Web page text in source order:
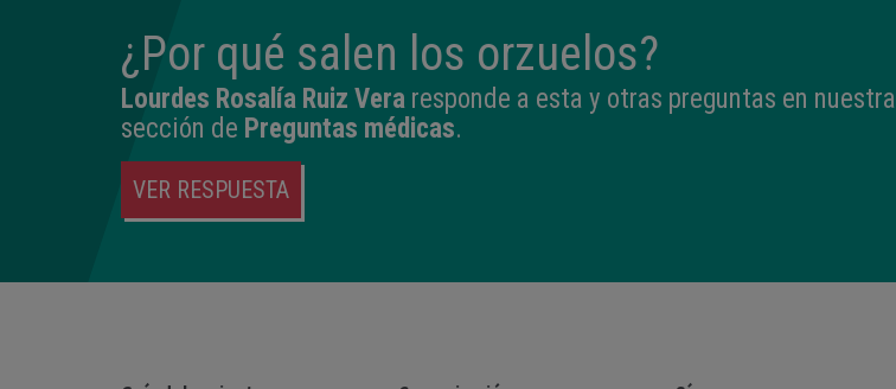
¿Por qué salen los orzuelos?
Lourdes Rosalía Ruiz Vera responde a esta y otras preguntas en nuestra
sección de Preguntas médicas.
VER RESPUESTA